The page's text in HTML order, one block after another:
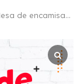
Mesa de encamisado​